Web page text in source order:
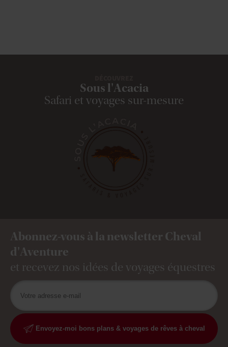
Sous l'Acacia
Safari et voyages sur-mesure
Abonnez-vous à la newsletter Cheval
d'Aventure
et recevez nos idées de voyages équestres
Envoyez-moi bons plans & voyages de rêves à cheval